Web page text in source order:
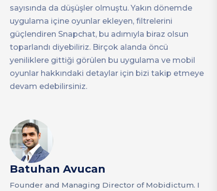
sayısında da düşüşler olmuştu. Yakın dönemde
uygulama içine oyunlar ekleyen, filtrelerini
güçlendiren Snapchat, bu adımıyla biraz olsun
toparlandı diyebiliriz. Birçok alanda öncü
yeniliklere gittiği görülen bu uygulama ve mobil
oyunlar hakkındaki detaylar için bizi takip etmeye
devam edebilirsiniz.
Batuhan Avucan
Founder and Managing Director of Mobidictum. I